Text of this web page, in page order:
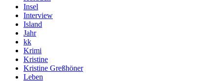
Insel
Interview
Island
Jahr
kk
Krimi
Kristine
Kristine Greßhöner
Leben